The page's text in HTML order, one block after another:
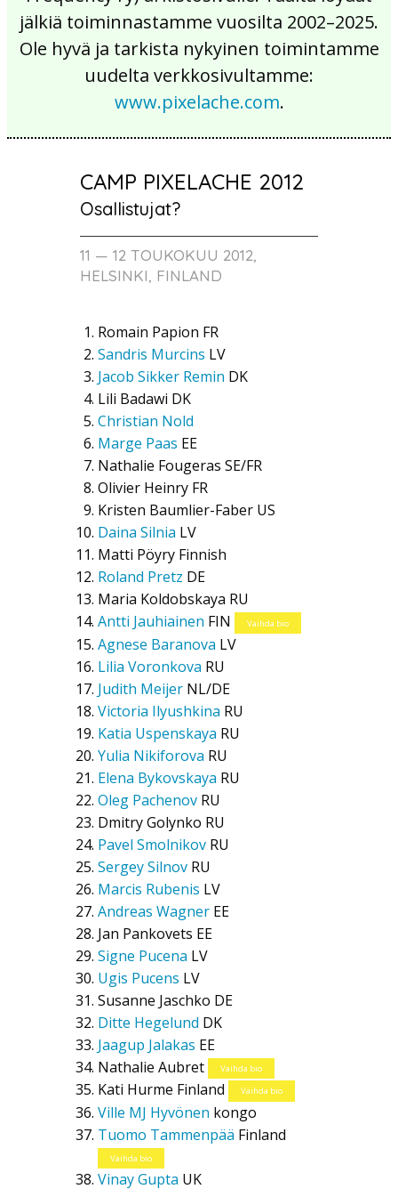
jälkiä toiminnastamme vuosilta 2002–2025.
Ole hyvä ja tarkista nykyinen toimintamme
uudelta verkkosivultamme:
www.pixelache.com.
CAMP PIXELACHE 2012
Osallistujat?
11 — 12 TOUKOKUU 2012,
HELSINKI, FINLAND
Romain Papion FR
Sandris Murcins LV
Jacob Sikker Remin DK
Lili Badawi DK
Christian Nold
Marge Paas EE
Nathalie Fougeras SE/FR
Olivier Heinry FR
Kristen Baumlier-Faber US
Daina Silnia LV
Matti Pöyry Finnish
Roland Pretz DE
Maria Koldobskaya RU
Antti Jauhiainen FIN Vaihda bio
Agnese Baranova LV
Lilia Voronkova RU
Judith Meijer NL/DE
Victoria Ilyushkina RU
Katia Uspenskaya RU
Yulia Nikiforova RU
Elena Bykovskaya RU
Oleg Pachenov RU
Dmitry Golynko RU
Pavel Smolnikov RU
Sergey Silnov RU
Marcis Rubenis LV
Andreas Wagner EE
Jan Pankovets EE
Signe Pucena LV
Ugis Pucens LV
Susanne Jaschko DE
Ditte Hegelund DK
Jaagup Jalakas EE
Nathalie Aubret
Vaihda bio
Kati Hurme Finland Vaihda bio
Ville MJ Hyvönen kongo
Tuomo Tammenpää Finland
Vaihda bio
Vinay Gupta UK